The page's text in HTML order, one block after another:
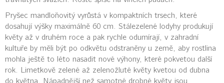
Pryšec mandloňovitý vyrůstá v kompaktních trsech, které
dosahují výšky maximálně 60 cm. Stálezelené lodyhy produkují
květy až v druhém roce a pak rychle odumírají, v zahradní
kultuře by měli být po odkvětu odstraněny u země, aby rostlina
mohla ještě to léto nasadit nové výhony, které pokvetou další
rok. Limetkově zelené až zelenožluté květy kvetou od dubna
do května. Nápadnější než samotné drobné květy jsou